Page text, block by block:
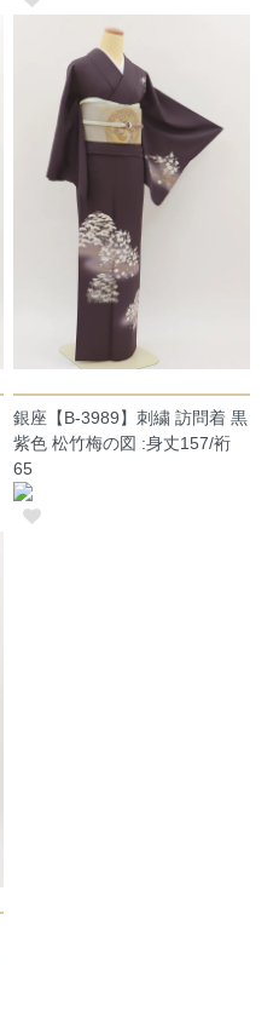
銀座【B-3989】刺繍 訪問着 黒
紫色 松竹梅の図 :身丈157/裄
65